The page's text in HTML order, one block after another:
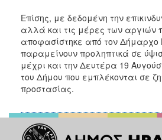
Επίσης, με δεδομένη την
αλλά και τις μέρες των αργιών
αποφασίστηκε από τον Δήμαρχο
παραμείνουν προληπτικά σε
μέχρι και την Δευτέρα 19
του Δήμου που εμπλέκονται σε
προστασίας.